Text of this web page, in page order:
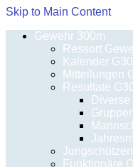
Skip to Main Content
Gewehr 300m
Ressort
Kalender
Mitteilungen
Resultate
Funktionäre